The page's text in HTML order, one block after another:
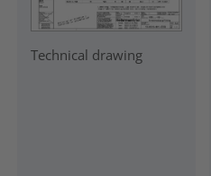
Technical drawing